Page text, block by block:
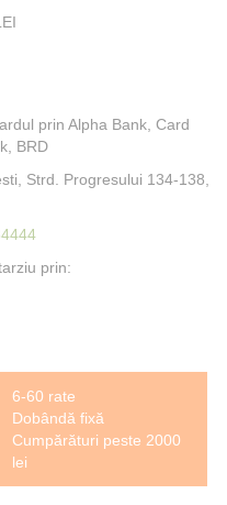
prin Alpha Bank, Card
BRD
Strd. Progresului 134-138,
prin:
6-60 rate
Dobândă fixă
Cumpărături peste 2000
lei